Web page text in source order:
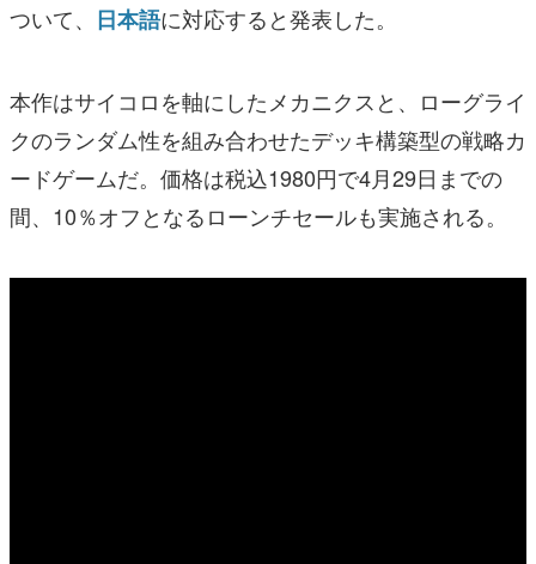
運営：株式会社マレ
ついて、 日本語に対応すると発表した。
本作はサイコロを軸にしたメカニクスと、ローグライ
クのランダム性を組み合わせたデッキ構築型の戦略カ
ードゲームだ。価格は税込1980円で4月29日までの
間、10％オフとなるローンチセールも実施される。